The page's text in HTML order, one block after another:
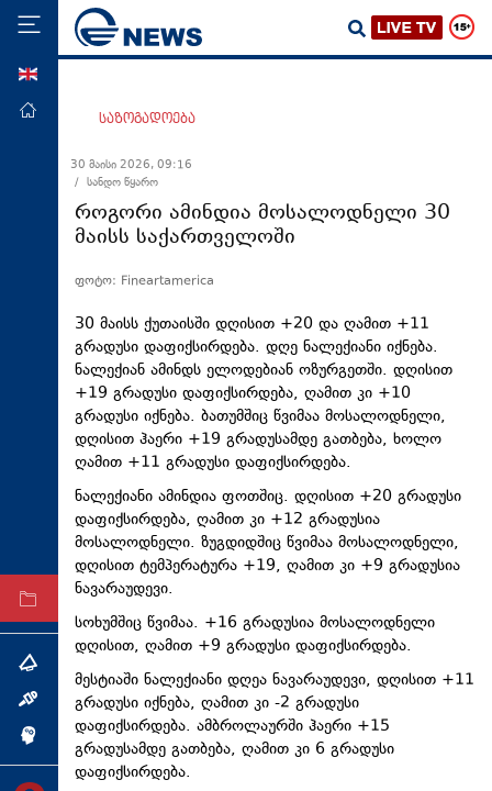
მთავარი
ეკონომიკა
მსოფლიო
სამართალი
თავდაცვა
კულტურა
ტექნოლოგიები
ტაბლოიდი
ინტერვიუ
ინქვიზიცია
საზოგადოება
30 მაისი 2026, 09:16
/ სანდო წყარო
როგორი ამინდია მოსალოდნელი 30
მაისს საქართველოში
ფოტო: Fineartamerica
30 მაისს ქუთაისში დღისით +20 და ღამით +11
გრადუსი დაფიქსირდება. დღე ნალექიანი იქნება.
ნალექიან ამინდს ელოდებიან ოზურგეთში. დღისით
+19 გრადუსი დაფიქსირდება, ღამით კი +10
გრადუსი იქნება. ბათუმშიც წვიმაა მოსალოდნელი,
დღისით ჰაერი +19 გრადუსამდე გათბება, ხოლო
ღამით +11 გრადუსი დაფიქსირდება.
ნალექიანი ამინდია ფოთშიც. დღისით +20 გრადუსი
დაფიქსირდება, ღამით კი +12 გრადუსია
მოსალოდნელი. ზუგდიდშიც წვიმაა მოსალოდნელი,
დღისით ტემპერატურა +19, ღამით კი +9 გრადუსია
ნავარაუდევი.
სოხუმშიც წვიმაა. +16 გრადუსია მოსალოდნელი
დღისით, ღამით +9 გრადუსი დაფიქსირდება.
მესტიაში ნალექიანი დღეა ნავარაუდევი, დღისით +11
გრადუსი იქნება, ღამით კი -2 გრადუსი
დაფიქსირდება. ამბროლაურში ჰაერი +15
გრადუსამდე გათბება, ღამით კი 6 გრადუსი
დაფიქსირდება.